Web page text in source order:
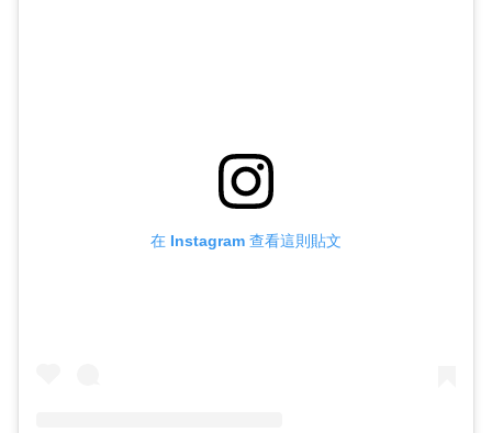
在 Instagram 查看這則貼文